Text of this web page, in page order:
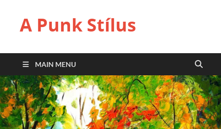
A Punk Stílus
MAIN MENU